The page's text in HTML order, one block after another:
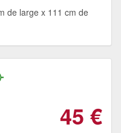
de large x 111 cm de
45 €